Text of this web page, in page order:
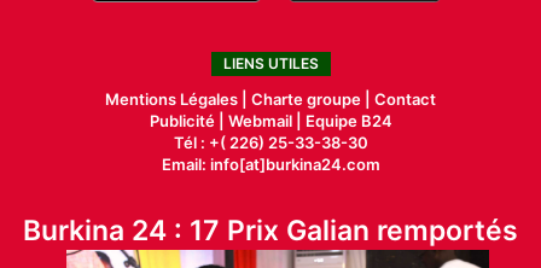
LIENS UTILES
Mentions Légales | Charte groupe | Contact
Publicité| Webmail |
Equipe B24
Tél : +( 226) 25-33-38-30
Email: info[at]burkina24.com
Burkina 24 : 17 Prix Galian remportés